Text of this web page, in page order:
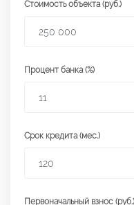
Стоимость объекта (руб.)
Процент банка (%)
Срок кредита (мес.)
Первоначальный взнос (руб.)